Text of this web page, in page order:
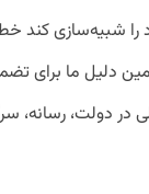
را شبیه‌سازی کند
دلیل ما برای
در دولت، رسانه،